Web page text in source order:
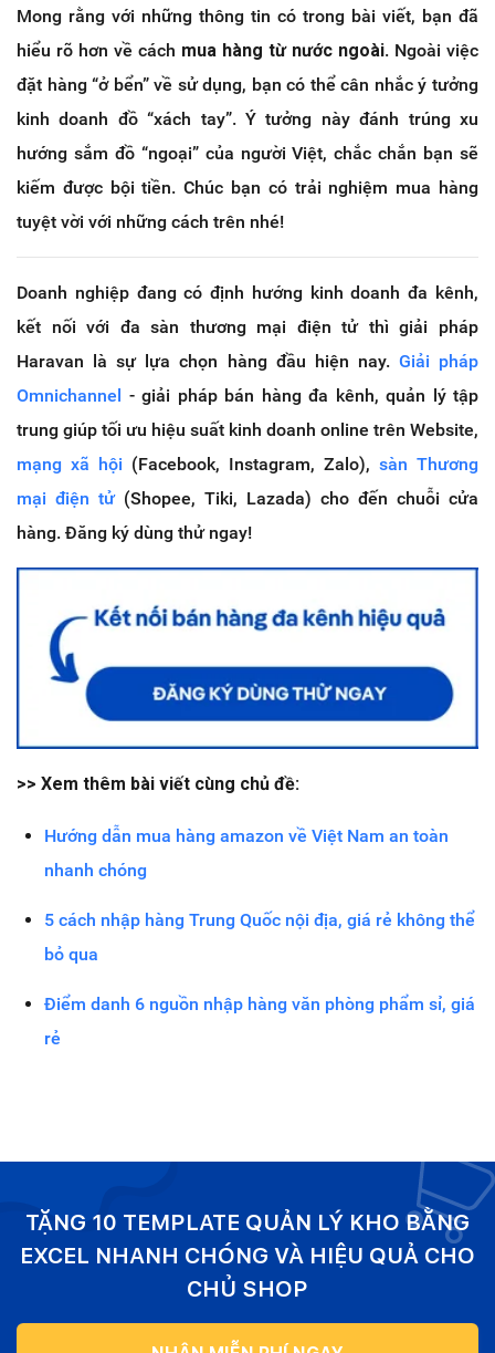
Mong rằng với những thông tin có trong bài viết, bạn đã
hiểu rõ hơn về cách mua hàng từ nước ngoài. Ngoài việc
đặt hàng “ở bển” về sử dụng, bạn có thể cân nhắc ý tưởng
kinh doanh đồ “xách tay”. Ý tưởng này đánh trúng xu
hướng sắm đồ “ngoại” của người Việt, chắc chắn bạn sẽ
kiếm được bội tiền. Chúc bạn có trải nghiệm mua hàng
tuyệt vời với những cách trên nhé!
Doanh nghiệp đang có định hướng kinh doanh đa kênh,
kết nối với đa sàn thương mại điện tử thì giải pháp
Haravan là sự lựa chọn hàng đầu hiện nay. Giải pháp
Omnichannel - giải pháp bán hàng đa kênh, quản lý tập
trung giúp tối ưu hiệu suất kinh doanh online trên Website,
mạng xã hội (Facebook, Instagram, Zalo), sàn Thương
mại điện tử(Shopee, Tiki, Lazada) cho đến chuỗi cửa
hàng. Đăng ký dùng thử ngay!
>> Xem thêm bài viết cùng chủ đề:
Hướng dẫn mua hàng amazon về Việt Nam an toàn
nhanh chóng
5 cách nhập hàng Trung Quốc nội địa, giá rẻ không thể
bỏ qua
Điểm danh 6 nguồn nhập hàng văn phòng phẩm sỉ, giá
rẻ
TẶNG 10 TEMPLATE QUẢN LÝ KHO BẰNG
EXCEL NHANH CHÓNG VÀ HIỆU QUẢ CHO
CHỦ SHOP